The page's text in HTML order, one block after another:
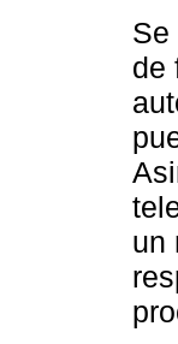
Se
de
un